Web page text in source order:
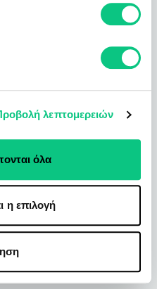
λεπτομερειών
όλα
η επιλογή